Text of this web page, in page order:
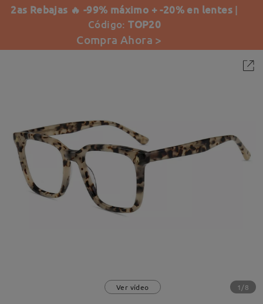
2as Rebajas 🔥 -99% máximo + -20% en lentes |
Código:TOP20
Compra Ahora >
Ver vídeo 1/8